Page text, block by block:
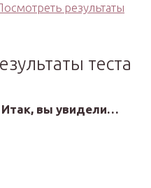
результаты
теста
Итак, вы увидели…